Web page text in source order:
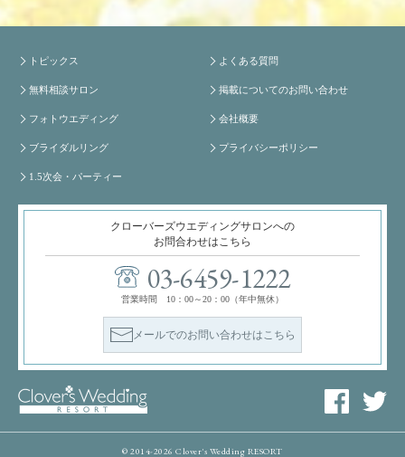
トピックス
無料相談サロン
フォトウエディング
ブライダルリング
1.5次会・パーティー
よくある質問
掲載についてのお問い合わせ
会社概要
プライバシーポリシー
クローバーズウエディングサロンへの
お問合わせはこちら
03-6459-1222
営業時間 10：00～20：00（年中無休）
メールでのお問い合わせはこちら
© 2014-2026 Clover's Wedding RESORT